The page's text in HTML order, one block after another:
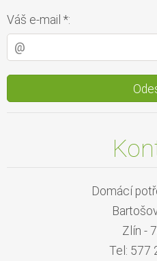
Váš e-mail *:
Domácí
Zlín -
Tel: 577